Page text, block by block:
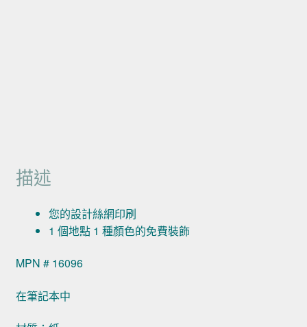
描述
您的設計絲網印刷
1 個地點 1 種顏色的免費裝飾
MPN # 16096
在筆記本中